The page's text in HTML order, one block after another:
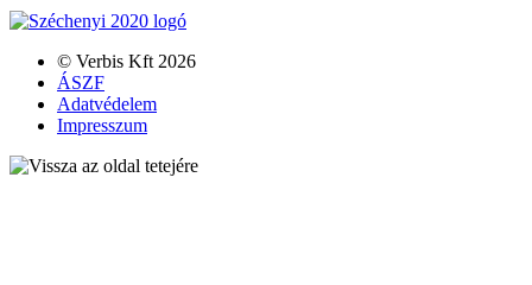
© Verbis Kft 2026
ÁSZF
Adatvédelem
Impresszum